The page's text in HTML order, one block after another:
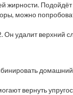
жирности. Подойдёт
можно
Он удалит верхний
домашний
вернуть